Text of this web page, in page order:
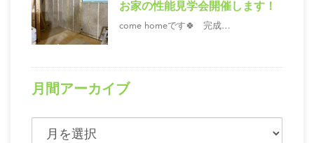
お家の性能見学会開催します！
come homeです🍀 完成…
月間アーカイブ